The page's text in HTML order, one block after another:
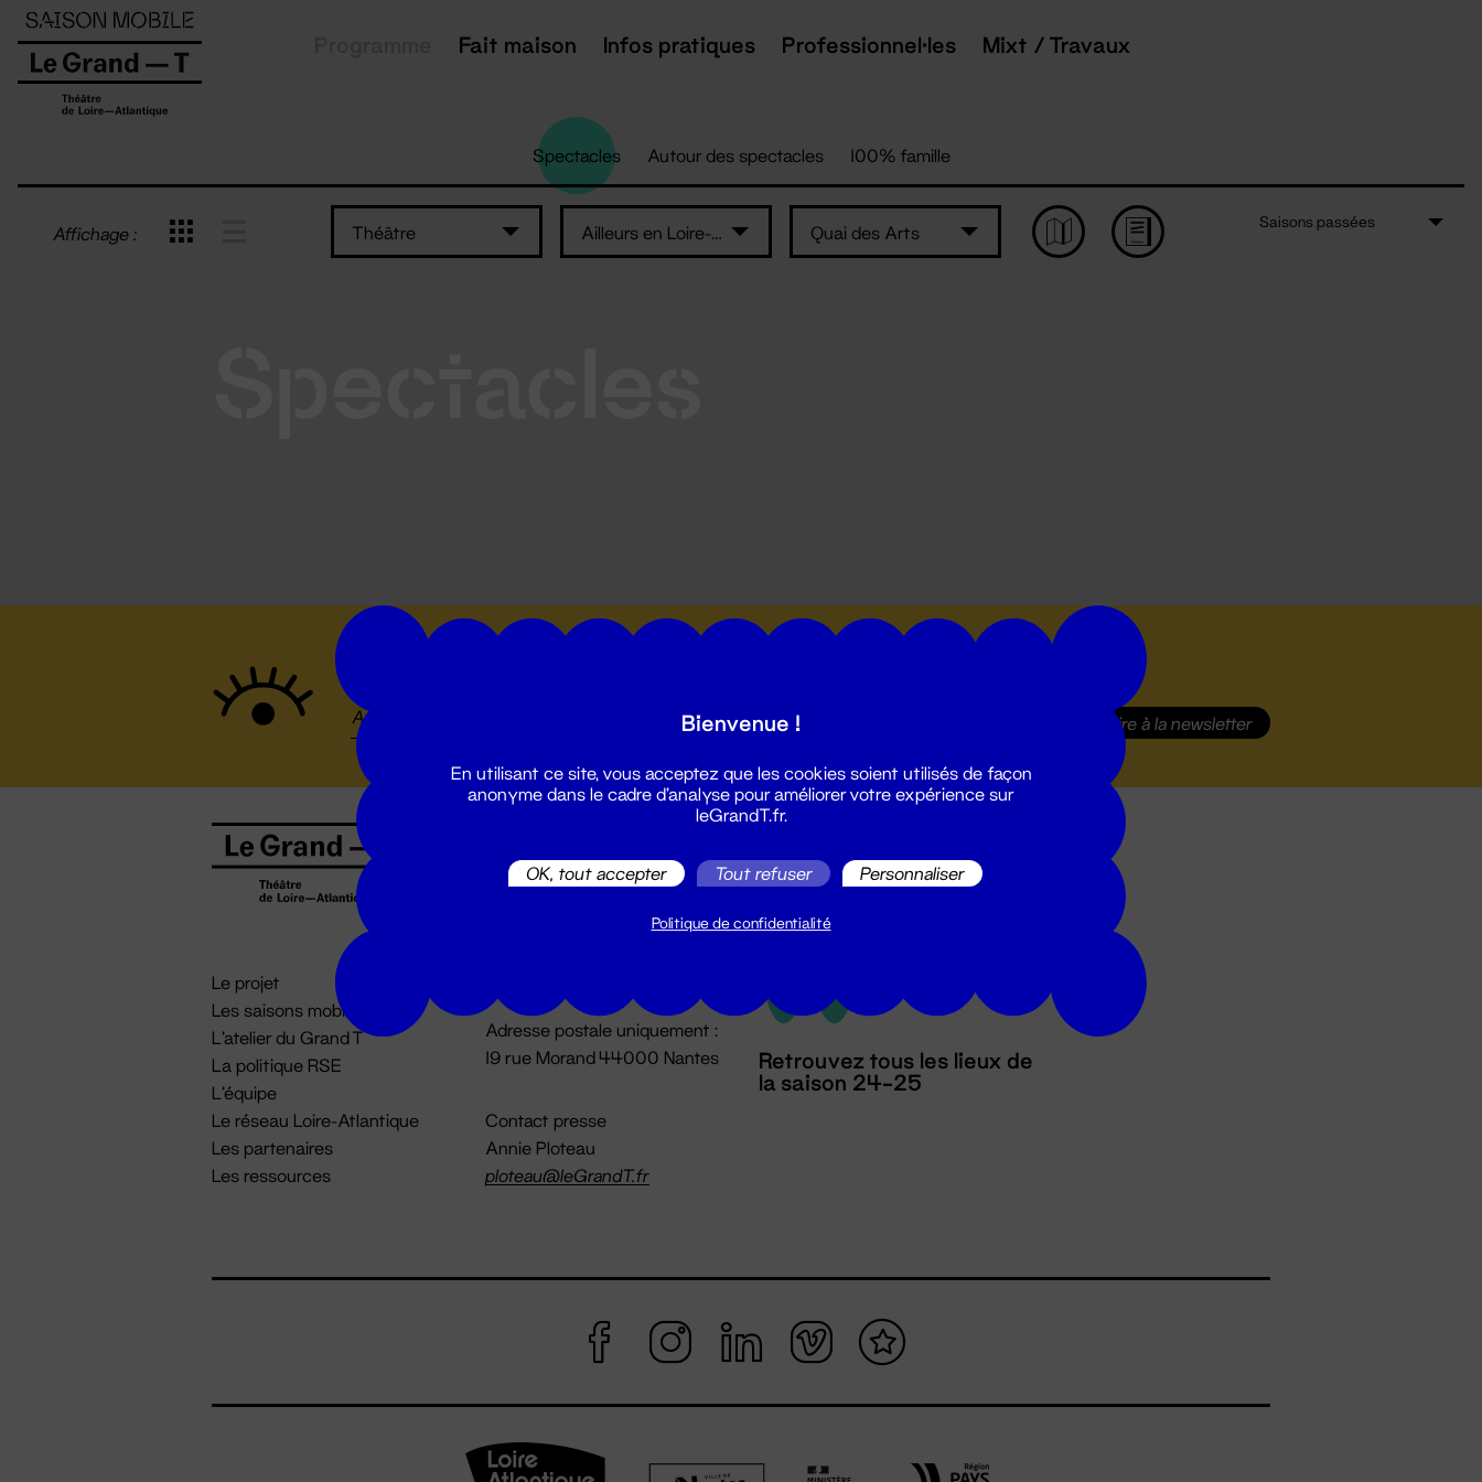
Fait maison Infos pratiques Professionnel·les Mixt / Travaux
Spectacles Autour des spectacles 100% famille
Affichage : Théâtre Ailleurs en Loire-Atlantique Quai des Arts
Saisons passées
S'inscrire à la newsletter
Le projet
Les saisons mobiles
L'atelier du Grand T
La politique RSE
L'équipe
Le réseau Loire-Atlantique
Les partenaires
Les ressources
02 51 88 25 25
billetterie@leGrandT.fr
Du lundi au vendredi 14h → 18h
Adresse postale uniquement :
19 rue Morand 44000 Nantes
Contact presse
Annie Ploteau
ploteau@leGrandT.fr
Retrouvez tous les lieux de
la saison 24-25
Panneau de gestion des cookies
Bienvenue !
En utilisant ce site, vous acceptez que les cookies soient utilisés de façon
anonyme dans le cadre d'analyse pour améliorer votre expérience sur
leGrandT.fr.
OK, tout accepter Tout refuser Personnaliser
Politique de confidentialité